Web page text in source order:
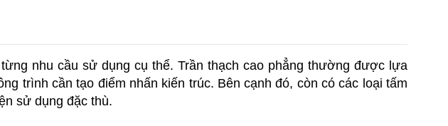
nhu cầu sử dụng cụ thể. Trần thạch cao phẳng thường được lựa
trình cần tạo điểm nhấn kiến trúc. Bên cạnh đó, còn có các loại tấm
sử dụng đặc thù.